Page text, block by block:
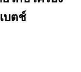
บตช์